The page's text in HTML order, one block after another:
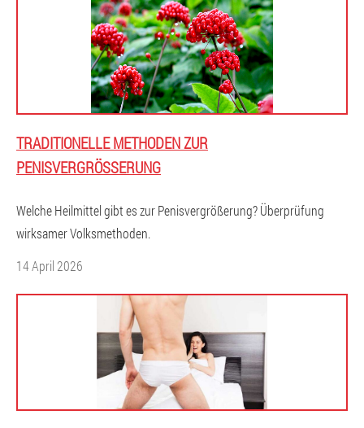
TRADITIONELLE METHODEN ZUR
PENISVERGRÖSSERUNG
Welche Heilmittel gibt es zur Penisvergrößerung? Überprüfung
wirksamer Volksmethoden.
14 April 2026